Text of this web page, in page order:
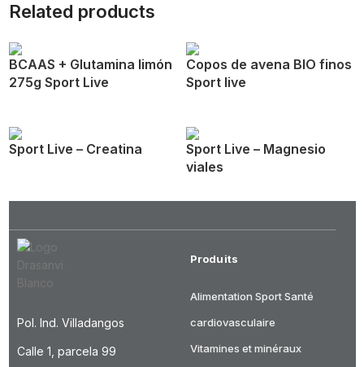
Related products
BCAAS + Glutamina limón
275g Sport Live
Copos de avena BIO finos
Sport live
Sport Live – Creatina
Sport Live – Magnesio
viales
Pol. Ind. Villadangos
Calle 1, parcela 99
Produits
Alimentation SportSanté
cardiovasculaire
Vitamines et minéraux